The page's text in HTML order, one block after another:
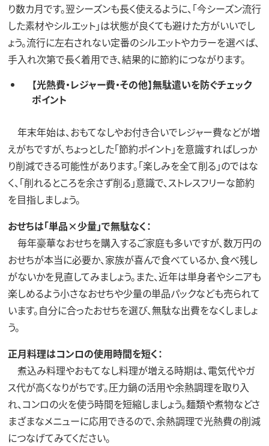
り数カ月です。翌シーズンも長く使えるように、「今シーズン流行
した素材やシルエット」は状態が良くても避けた方がいいでし
ょう。流行に左右されない定番のシルエットやカラーを選べば、
手入れ次第で長く着用でき、結果的に節約につながります。
【光熱費・レジャー費・その他】無駄遣いを防ぐチェック
ポイント
年末年始は、おもてなしやお付き合いでレジャー費などが増
えがちですが、ちょっとした「節約ポイント」を意識すればしっか
り削減できる可能性があります。「楽しみを全て削る」のではな
く、「削れるところを余さず削る」意識で、ストレスフリーな節約
を目指しましょう。
おせちは「単品×少量」で無駄なく：
毎年豪華なおせちを購入するご家庭も多いですが、数万円の
おせちが本当に必要か、家族が喜んで食べているか、食べ残し
がないかを見直してみましょう。また、近年は単身者やシニアも
楽しめるよう小さなおせちや少量の単品パックなども売られて
います。自分に合ったおせちを選び、無駄な出費をなくしましょ
う。
正月料理はコンロの使用時間を短く：
煮込み料理やおもてなし料理が増える時期は、電気代やガ
ス代が高くなりがちです。圧力鍋の活用や余熱調理を取り入
れ、コンロの火を使う時間を短縮しましょう。麺類や煮物などさ
まざまなメニューに応用できるので、余熱調理で光熱費の削減
につなげてみてください。